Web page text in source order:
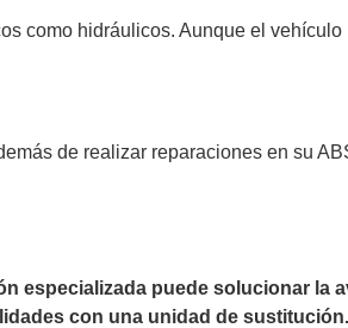
como hidráulicos. Aunque el
de realizar reparaciones en su
especializada puede solucionar la
con una unidad de sustitución.